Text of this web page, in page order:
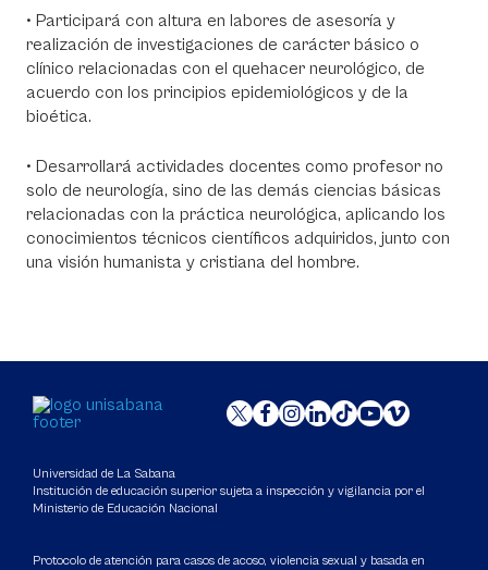
• Participará con altura en labores de asesoría y
realización de investigaciones de carácter básico o
clínico relacionadas con el quehacer neurológico, de
acuerdo con los principios epidemiológicos y de la
bioética.
• Desarrollará actividades docentes como profesor no
solo de neurología, sino de las demás ciencias básicas
relacionadas con la práctica neurológica, aplicando los
conocimientos técnicos científicos adquiridos, junto con
una visión humanista y cristiana del hombre.
Universidad de La Sabana
Institución de educación superior sujeta a inspección y vigilancia por el
Ministerio de Educación Nacional
Protocolo de atención para casos de acoso, violencia sexual y basada en